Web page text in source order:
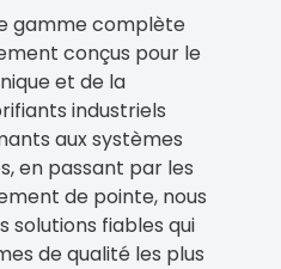
gamme complète
conçus pour le
et de la
industriels
aux systèmes
en passant par les
de pointe, nous
solutions fiables qui
de qualité les plus